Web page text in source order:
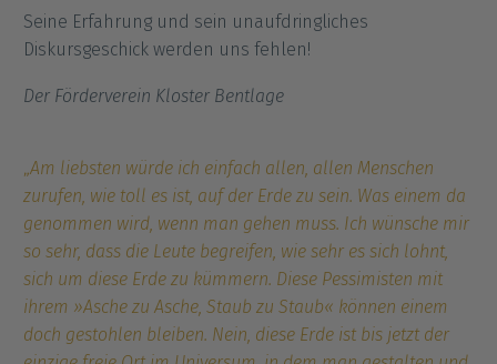
Seine Erfahrung und sein unaufdringliches
Diskursgeschick werden uns fehlen!
Der Förderverein Kloster Bentlage
„Am liebsten würde ich einfach allen, allen Menschen
zurufen, wie toll es ist, auf der Erde zu sein. Was einem da
genommen wird, wenn man gehen muss. Ich wünsche mir
so sehr, dass die Leute begreifen, wie sehr es sich lohnt,
sich um diese Erde zu kümmern. Diese Pessimisten mit
ihrem »Asche zu Asche, Staub zu Staub« können einem
doch gestohlen bleiben. Nein, diese Erde ist bis jetzt der